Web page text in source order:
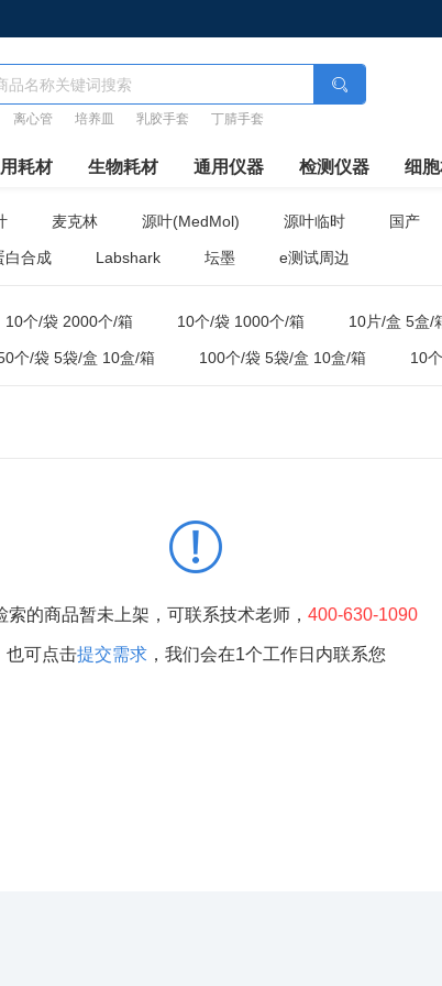
离心管 培养皿 乳胶手套 丁腈手套
耗材 生物耗材 通用仪器 检测仪器 细
麦克林 源叶(MedMol) 源叶临时 国产
白合成 Labshark 坛墨 e测试周边
10个/袋 2000个/箱 10个/袋 1000个/箱 10片/盒 5盒/
个/袋 5袋/盒 10盒/箱 100个/袋 5袋/盒 10盒/箱 10
索的商品暂未上架，可联系技术老师， 400-630-1090
也可点击提交需求，我们会在1个工作日内联系您